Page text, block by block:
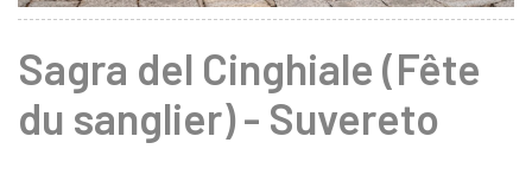
Sagra del Cinghiale (Fête
du sanglier) - Suvereto